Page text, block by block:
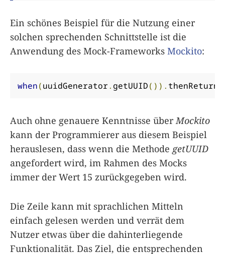
Ein schönes Beispiel für die Nutzung einer
solchen sprechenden Schnittstelle ist die
Anwendung des Mock-Frameworks Mockito:
when(uuidGenerator. getUUID()). thenReturn
Auch ohne genauere Kenntnisse über Mockito
kann der Programmierer aus diesem Beispiel
herauslesen, dass wenn die Methode getUUID
angefordert wird, im Rahmen des Mocks
immer der Wert 15 zurückgegeben wird.
Die Zeile kann mit sprachlichen Mitteln
einfach gelesen werden und verrät dem
Nutzer etwas über die dahinterliegende
Funktionalität. Das Ziel, die entsprechenden